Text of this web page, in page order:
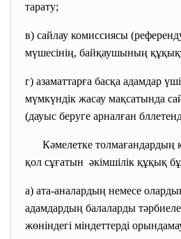
тарату;
в) сайлау комиссиясы
мүшесінің, байқаушының
г) азаматтарға басқа адамдар
мүмкүндік жасау мақсатында
(дауыс беруге арналған
Кәмелетке толмағандардың
қол сұғатын әкімшілік құқық
а) ата-аналардың немесе
адамдардың балаларды
жөніндегі міндеттерді